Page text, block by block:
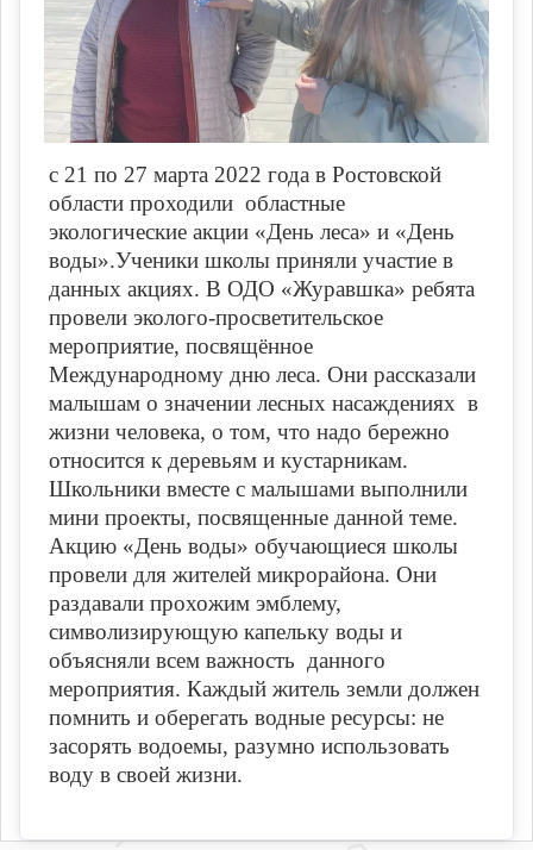
с 21 по 27 марта 2022 года в Ростовской
области проходили областные
экологические акции «День леса» и «День
воды».Ученики школы приняли участие в
данных акциях. В ОДО «Журавшка» ребята
провели эколого-просветительское
мероприятие, посвящённое
Международному дню леса. Они рассказали
малышам о значении лесных насаждениях в
жизни человека, о том, что надо бережно
относится к деревьям и кустарникам.
Школьники вместе с малышами выполнили
мини проекты, посвященные данной теме.
Акцию «День воды» обучающиеся школы
провели для жителей микрорайона. Они
раздавали прохожим эмблему,
символизирующую капельку воды и
объясняли всем важность данного
мероприятия. Каждый житель земли должен
помнить и оберегать водные ресурсы: не
засорять водоемы, разумно использовать
воду в своей жизни.